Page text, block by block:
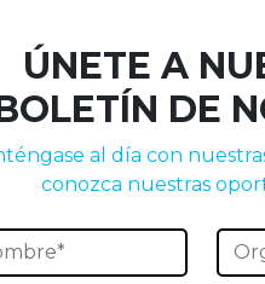
ÚNETE A
DE
al día con
conozca nuestras